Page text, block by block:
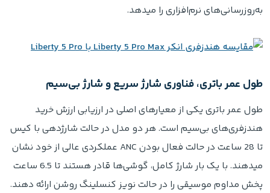
به‌روزرسانی‌های نرم‌افزاری را میدهد.
طول عمر باتری، فناوری شارژ سریع و شارژ بی‌سیم
طول عمر باتری یکی از معیارهای اصلی در ارزیابی ارزش خرید
هندزفری‌های بی‌سیم است. هر دو مدل در حالت شارژدهی با کیس
تا 28 ساعت در حالت فعال بودن ANC عملکردی عالی از خود نشان
میدهند. با یک بار شارژ کامل، گوشی‌ها قادر هستند تا 6.5 ساعت
پخش مداوم موسیقی را در حالت نویز کنسلینگ روشن ارائه دهند.